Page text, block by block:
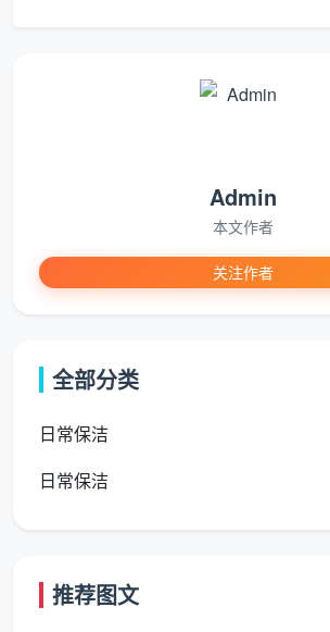
6-8 小时
从上表不难看出，两者并非替代
作。成都天均安洁项目经理通常会建
许，开荒保洁完成一周后，等全屋充
沉降，再入场做精细保洁，届时效果
流程标准化但不死板
个作业节点全部明示。遇到特殊材
药剂损伤。
购家庭精细保洁
Admin
本文作者
关注作者
全部分类
日常保洁
日常保洁
推荐图文